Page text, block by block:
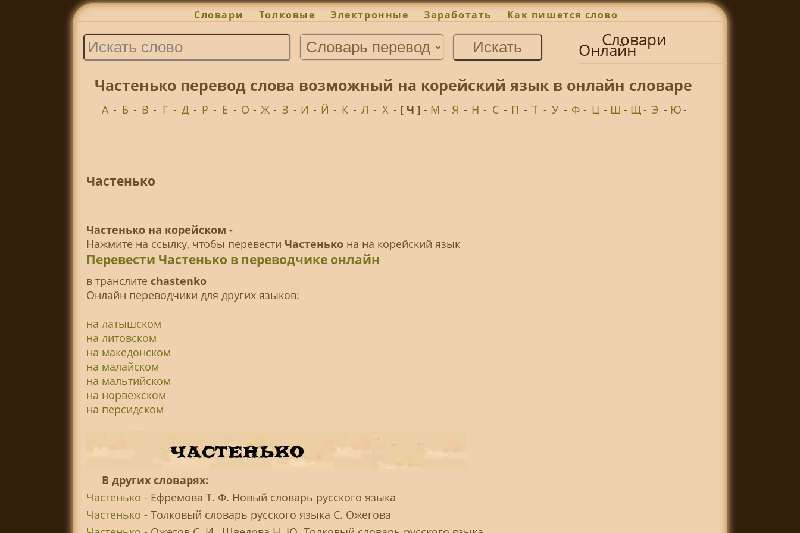
Словари Толковые Электронные Заработать Как пишется слово
Словари
Онлайн
Частенько перевод слова возможный на корейский язык в онлайн словаре
А - Б - В - Г - Д - Р - Е - О - Ж - З - И - Й - К - Л - Х - [ Ч ] - М - Я - Н - С - П - Т - У - Ф - Ц - Ш - Щ- Э - Ю-
Частенько
Частенько на корейском -
Нажмите на ссылку, чтобы перевести Частенькона на корейский язык
Перевести Частенько в переводчике онлайн
в транслитe chastenko
Онлайн переводчики для других языков:
на латышском
на литовском
на македонском
на малайском
на мальтийском
на норвежском
на персидском
В других словарях:
Частенько - Ефремова Т. Ф. Новый словарь русского языка
Частенько - Толковый словарь русского языка С. Ожегова